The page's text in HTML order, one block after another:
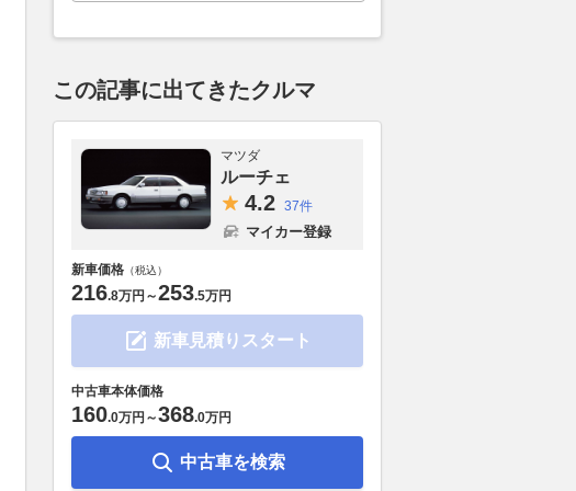
この記事に出てきたクルマ
マツダ
ルーチェ
4.2 37件
マイカー登録
新車価格 （税込）
216.8万円 ～253.5万円
新車見積りスタート
中古車本体価格
160.0万円 ～368.0万円
中古車を検索